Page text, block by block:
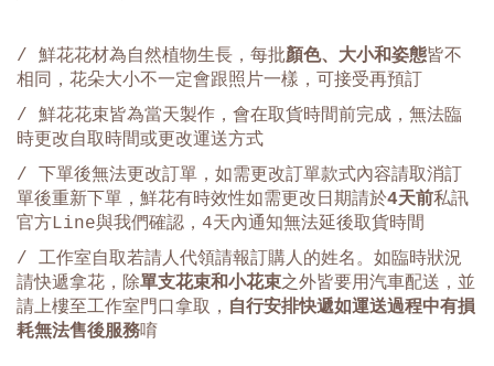
/ 鮮花花材為自然植物生長，每批顏色、大小和姿態皆不
相同，花朵大小不一定會跟照片一樣，可接受再預訂
/ 鮮花花束皆為當天製作，會在取貨時間前完成，無法臨
時更改自取時間或更改運送方式
/ 下單後無法更改訂單，如需更改訂單款式內容請取消訂
單後重新下單，鮮花有時效性如需更改日期請於4天前私訊
官方Line與我們確認，4天內通知無法延後取貨時間
/ 工作室自取若請人代領請報訂購人 的姓名。如臨時狀況
請快遞拿花，除單支花束和小花束之外皆要用汽車配送，並
請上樓至工作室門口拿取， 自行安排快遞如運送過程中有損
耗無法售後服務唷